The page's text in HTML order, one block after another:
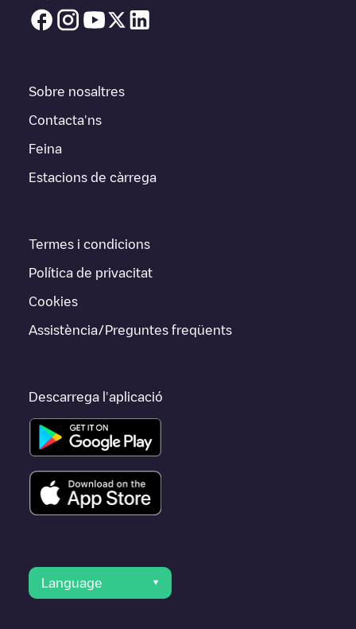
Sobre nosaltres
Contacta'ns
Feina
Estacions de càrrega
Termes i condicions
Política de privacitat
Cookies
Assistència/Preguntes freqüents
Descarrega l'aplicació
Language